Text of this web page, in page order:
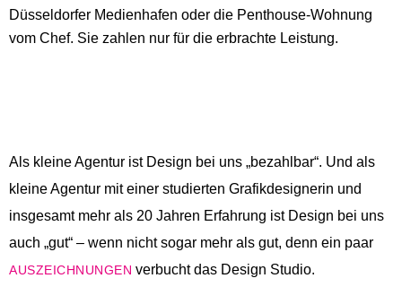
Düsseldorfer Medienhafen oder die Penthouse-Wohnung
vom Chef. Sie zahlen nur für die erbrachte Leistung.
Als kleine Agentur ist Design bei uns „bezahlbar“. Und als
kleine Agentur mit einer studierten Grafikdesignerin und
insgesamt mehr als 20 Jahren Erfahrung ist Design bei uns
auch „gut“ – wenn nicht sogar mehr als gut, denn ein paar
AUSZEICHNUNGEN verbucht das Design Studio.